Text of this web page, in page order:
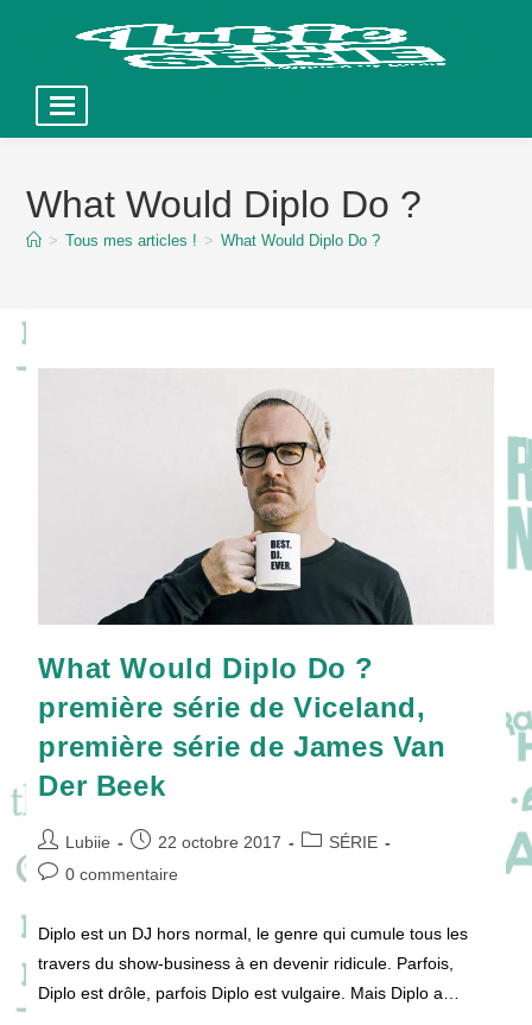
contentWhat Would Diplo Do ?
> Tous mes articles ! > What Would Diplo Do ?
What Would Diplo Do ?
première série de Viceland,
première série de James Van
Der Beek
Auteur/autrice
de
Lubiie
Publication
publiée :
22 octobre 2017
PostSÉRIE
Commentaires
publication :
0 commentaire
Diplo est un DJ hors normal, le genre qui cumule tous les
travers du show-business à en devenir ridicule. Parfois,
Diplo est drôle, parfois Diplo est vulgaire. Mais Diplo a…